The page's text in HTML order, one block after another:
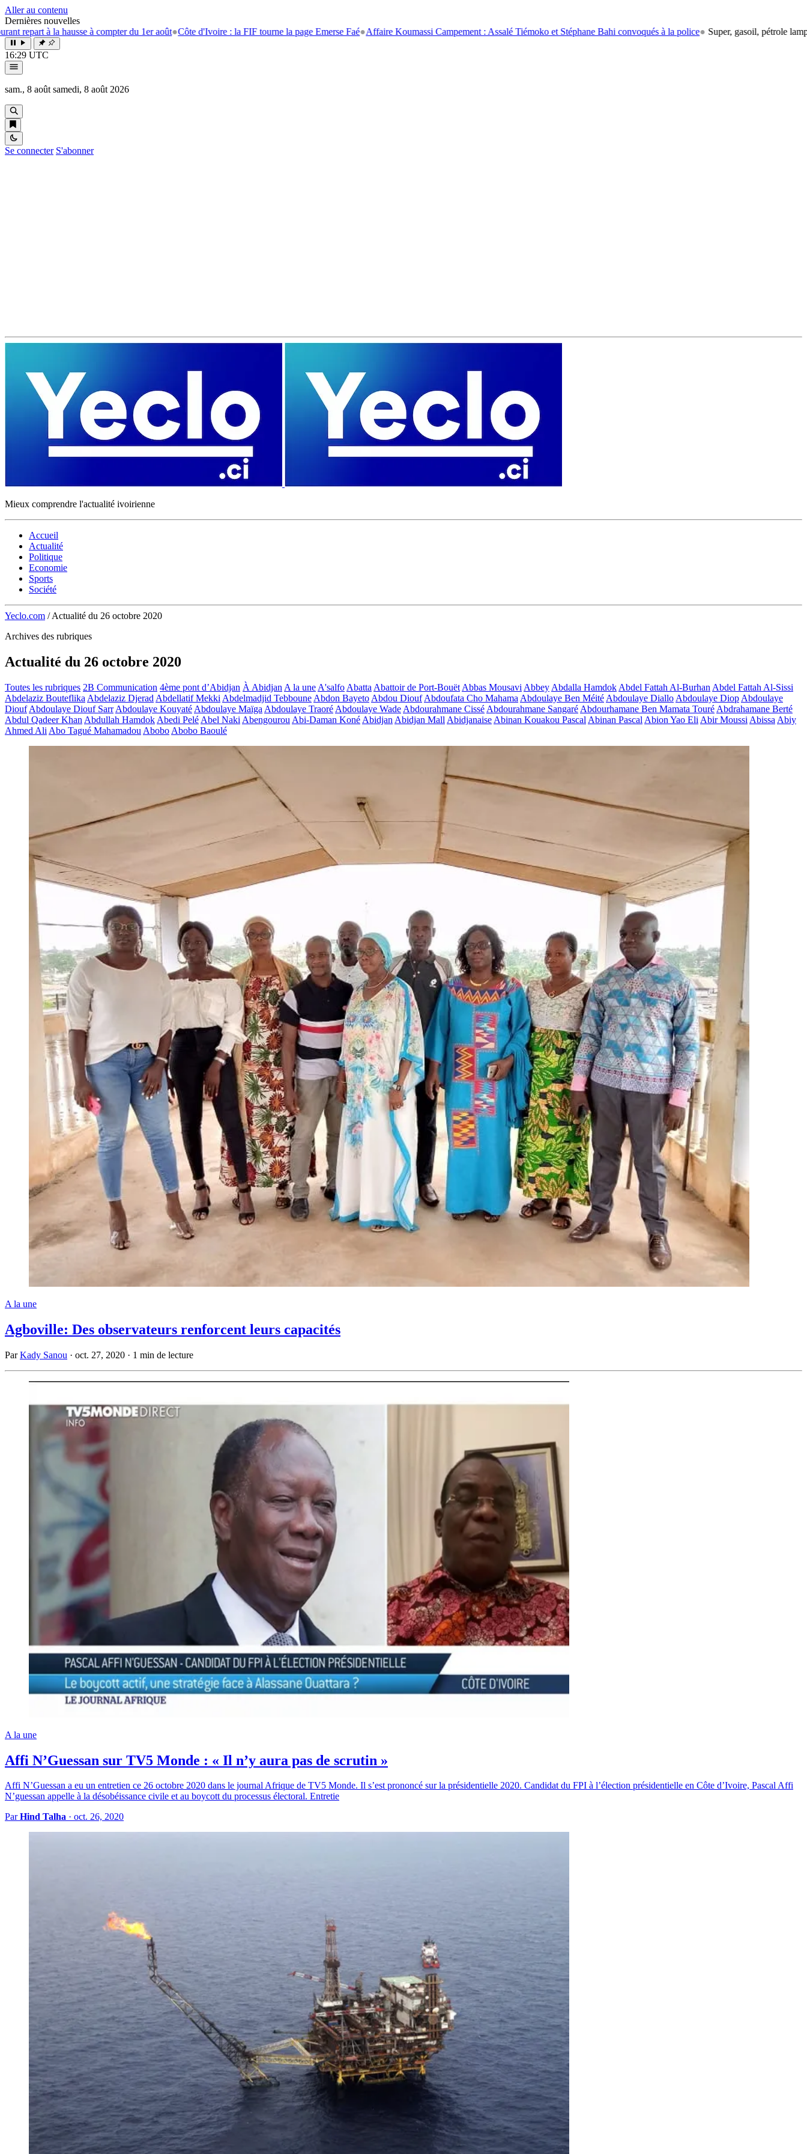
Aller au contenu
Dernières nouvelles
la hausse à compter du 1er août●Côte d'Ivoire : la FIF tourne la page Emerse Faé●Affaire Koumassi Campement : Assalé Tiémoko et Stéphane Bahi convoqués à la police● Super, gasoil, pétrole lampant: le
16:29 UTC
sam., 8 août samedi, 8 août 2026
Se connecter S'abonner
Mieux comprendre l'actualité ivoirienne
Accueil
Actualité
Politique
Economie
Sports
Société
Yeclo.com / Actualité du 26 octobre 2020
Archives des rubriques
Actualité du 26 octobre 2020
Toutes les rubriques 2B Communication 4ème pont d’Abidjan À Abidjan A la une A'salfo Abatta Abattoir de Port-Bouët Abbas Mousavi Abbey Abdalla Hamdok Abdel Fattah Al-Burhan Abdel Fattah Al-Sissi
Abdelaziz Bouteflika Abdelaziz Djerad Abdellatif Mekki Abdelmadjid Tebboune Abdon Bayeto Abdou Diouf Abdoufata Cho Mahama Abdoulaye Ben Méité Abdoulaye Diallo Abdoulaye Diop Abdoulaye
Diouf Abdoulaye Diouf Sarr Abdoulaye Kouyaté Abdoulaye Maïga Abdoulaye Traoré Abdoulaye Wade Abdourahmane Cissé Abdourahmane Sangaré Abdourhamane Ben Mamata Touré Abdrahamane Berté
Abdul Qadeer Khan Abdullah Hamdok Abedi Pelé Abel Naki Abengourou Abi-Daman Koné Abidjan Abidjan Mall Abidjanaise Abinan Kouakou Pascal Abinan Pascal Abion Yao Eli Abir Moussi Abissa Abiy
Ahmed Ali Abo Tagué Mahamadou Abobo Abobo Baoulé
A la une
Agboville: Des observateurs renforcent leurs capacités
ParKady Sanou · oct. 27, 2020 · 1 min de lecture
A la une
Affi N’Guessan sur TV5 Monde : « Il n’y aura pas de scrutin »
Affi N’Guessan a eu un entretien ce 26 octobre 2020 dans le journal Afrique de TV5 Monde. Il s’est prononcé sur la présidentielle 2020. Candidat du FPI à l’élection présidentielle en Côte d’Ivoire, Pascal Affi
N’guessan appelle à la désobéissance civile et au boycott du processus électoral. Entretie
ParHind Talha · oct. 26, 2020